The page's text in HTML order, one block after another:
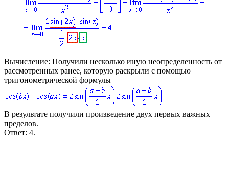
Вычисление: Получили несколько иную неопределенность от
рассмотренных ранее, которую раскрыли с помощью
тригонометрической формулы
В результате получили произведение двух первых важных
пределов.
Ответ: 4.